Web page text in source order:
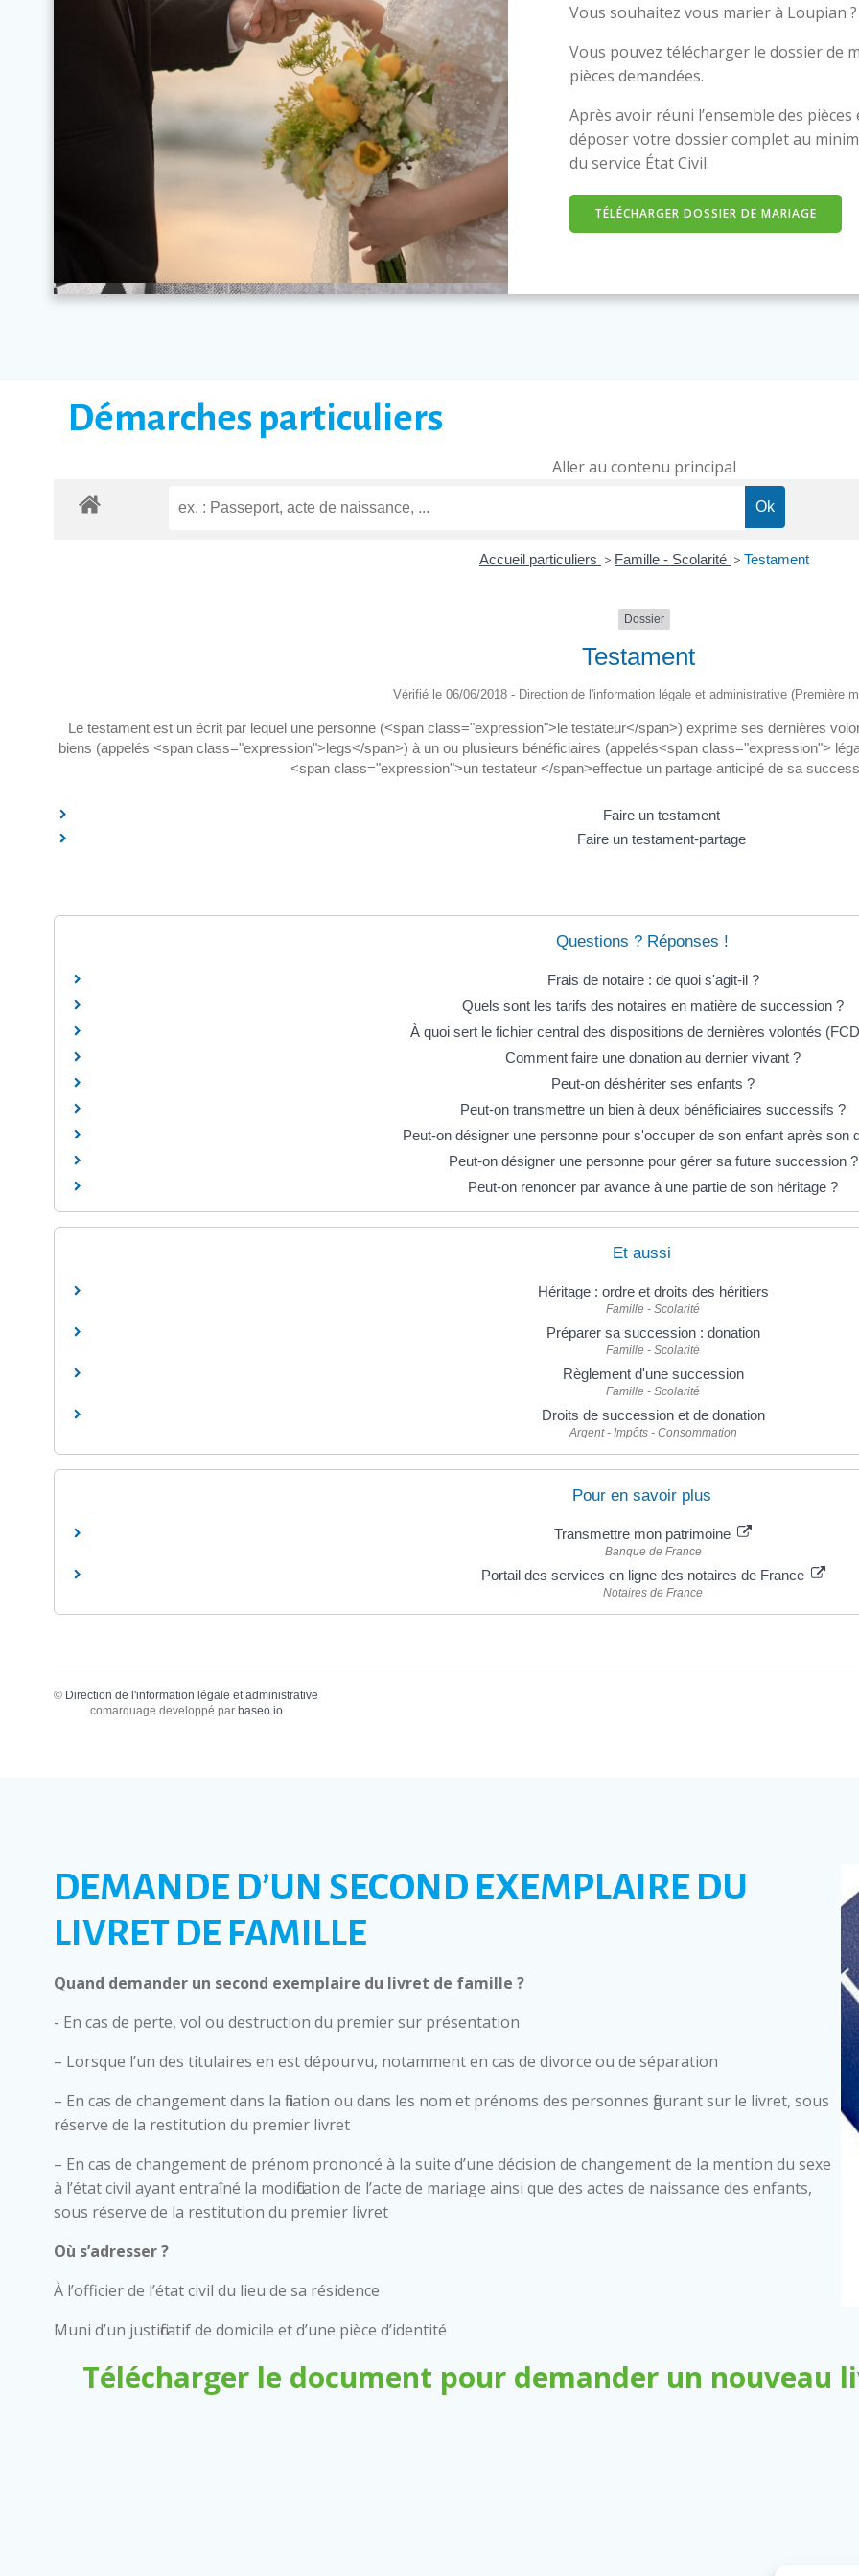
Vous souhaitez vous marier à Loupian ?
Vous pouvez télécharger le dossier de
pièces demandées.
Après avoir réuni l’ensemble des
déposer votre dossier complet au
du service État Civil.
TÉLÉCHARGER DOSSIER DE MARIAGE
Démarches particuliers
Aller au contenu principal
Accueil particuliers > Famille - Scolarité > Testament
Dossier
Testament
Vérifié le 06/06/2018 - Direction de l'information légale et administrative (Première
Le testament est un écrit par lequel une personne (<span class="expression">le testateur</span>) exprime ses dernières
biens (appelés <span class="expression">legs</span>) à un ou plusieurs bénéficiaires (appelés<span class="expression">
<span class="expression">un testateur </span>effectue un partage anticipé de sa
Faire un testament
Faire un testament-partage
Questions ? Réponses !
Frais de notaire : de quoi s'agit-il ?
Quels sont les tarifs des notaires en matière de succession ?
À quoi sert le fichier central des dispositions de dernières volontés
Comment faire une donation au dernier vivant ?
Peut-on déshériter ses enfants ?
Peut-on transmettre un bien à deux bénéficiaires successifs ?
Peut-on désigner une personne pour s'occuper de son enfant après son
Peut-on désigner une personne pour gérer sa future succession ?
Peut-on renoncer par avance à une partie de son héritage ?
Et aussi
Héritage : ordre et droits des héritiers
Famille - Scolarité
Préparer sa succession : donation
Famille - Scolarité
Règlement d'une succession
Famille - Scolarité
Droits de succession et de donation
Argent - Impôts - Consommation
Pour en savoir plus
Transmettre mon patrimoine
Banque de France
Portail des services en ligne des notaires de France
Notaires de France
© Direction de l'information légale et administrative
comarquage developpé par baseo.io
DEMANDE D’UN SECOND EXEMPLAIRE DU
LIVRET DE FAMILLE
Quand demander un second exemplaire du livret de famille ?
- En cas de perte, vol ou destruction du premier sur présentation
– Lorsque l’un des titulaires en est dépourvu, notamment en cas de divorce ou de séparation
– En cas de changement dans la filiation ou dans les nom et prénoms des personnes figurant sur le livret, sous
réserve de la restitution du premier livret
– En cas de changement de prénom prononcé à la suite d’une décision de changement de la mention du sexe
à l’état civil ayant entraîné la modification de l’acte de mariage ainsi que des actes de naissance des enfants,
sous réserve de la restitution du premier livret
Où s’adresser ?
À l’officier de l’état civil du lieu de sa résidence
Muni d’un justificatif de domicile et d’une pièce d’identité
Télécharger le document pour demander un nouveau